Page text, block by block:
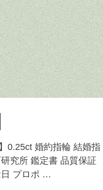
0.25ct 婚約指輪 結婚指
究所 鑑定書 品質保証
プロポ …